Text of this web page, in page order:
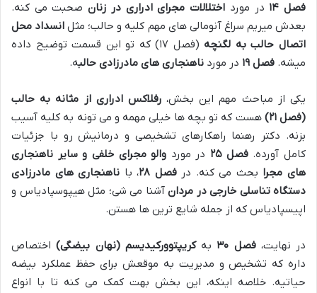
فصل ۱۴
در مورد اختلالات مجرای ادراری در زنانصحبت می کنه.
بعدش میریم سراغ آنومالی های مهم کلیه و حالب؛ مثل انسداد محل
اتصال حالب به لگنچه
(فصل ۱۷) که تو این قسمت توضیح داده
میشه. فصل ۱۹ در مورد ناهنجاری های مادرزادی حالبه.
یکی از مباحث مهم این بخش،رفلاکس ادراری از مثانه به حالب
(فصل ۲۱)
هست که تو بچه ها خیلی مهمه و می تونه به کلیه آسیب
بزنه. دکتر رهنما راهکارهای تشخیصی و درمانیش رو با جزئیات
کامل آورده.فصل ۲۵ در مورد والو مجرای خلفی و سایر ناهنجاری
های مجرا بحث می کنه. درفصل ۲۸ ، با ناهنجاری های مادرزادی
دستگاه تناسلی خارجی در مردان آشنا می شی؛ مثل هیپوسپادیاس و
اپیسپادیاس که از جمله شایع ترین ها هستن.
در نهایت،فصل ۳۰ بهکریپتوورکیدیسم (نهان بیضگی)اختصاص
داره که تشخیص و مدیریت به موقعش برای حفظ عملکرد بیضه
حیاتیه. خلاصه اینکه، این بخش بهت کمک می کنه تا با انواع